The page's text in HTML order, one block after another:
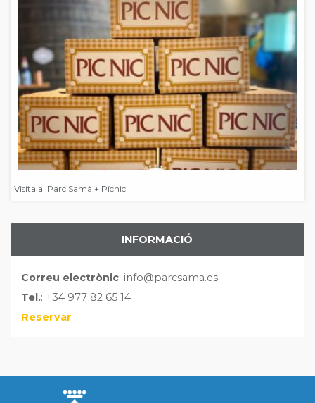
Visita al Parc Samà + Pícnic
INFORMACIÓ
Correu electrònic: info@parcsama.es
Tel.: +34 977 82 65 14
Reservar